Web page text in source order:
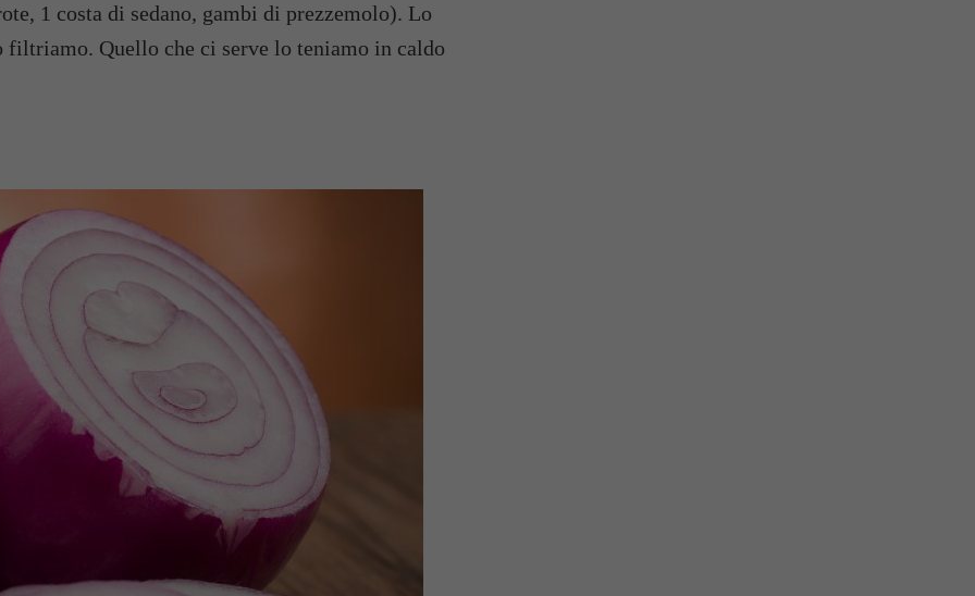
1 costa di sedano, gambi di prezzemolo). Lo
filtriamo. Quello che ci serve lo teniamo in caldo